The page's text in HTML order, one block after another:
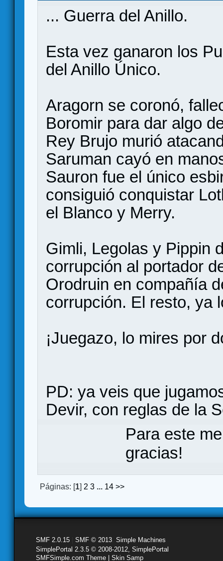
... Guerra del Anillo.
Esta vez ganaron los
del Anillo Único.
Aragorn se coronó,
Boromir para dar algo
Rey Brujo murió
Saruman cayó en
Sauron fue el único
consiguió conquistar
el Blanco y Merry.
Gimli, Legolas y Pippin
corrupción al portador
Orodruin en compañía
corrupción. El resto, ya
¡Juegazo, lo mires por
PD: ya veis que
Devir, con reglas de la
Para este
gracias!
Páginas: [ 1 2 3 ... 14 >>
SMF 2.0.15 SMF © 2013 Simple Machines
SimplePortal 2.3.5 © 2008-2012, SimplePortal
SMFSimple.com Theme | Skin Samp